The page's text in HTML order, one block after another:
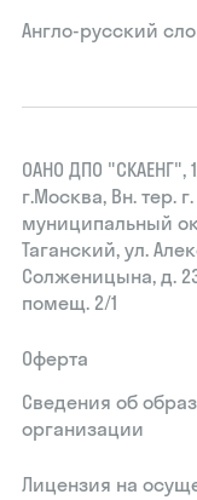
Англо-русский
ОАНО ДПО "СКАЕНГ",
г.Москва, Вн. тер. г.
муниципальный
Таганский, ул.
Солженицына, д.
помещ. 2/1
Оферта
Сведения об
организации
Лицензия на